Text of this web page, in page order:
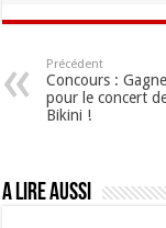
Précédent
Concours :
pour le concert
Bikini !
A lire aussi